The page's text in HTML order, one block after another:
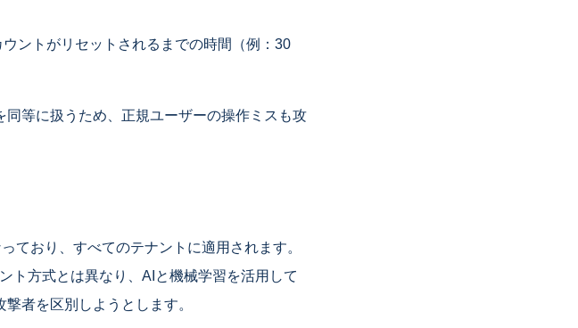
ウントがリセットされるまでの時間（例：30
等に扱うため、正規ユーザーの操作ミスも攻
ており、すべてのテナントに適用されます。
ト方式とは異なり、AIと機械学習を活用して
者を区別しようとします。